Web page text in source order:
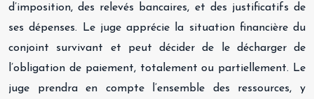
d’imposition, des relevés bancaires, et des justificatifs de
ses dépenses. Le juge apprécie la situation financière du
conjoint survivant et peut décider de le décharger de
l’obligation de paiement, totalement ou partiellement. Le
juge prendra en compte l’ensemble des ressources, y